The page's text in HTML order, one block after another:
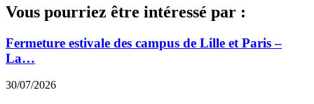
Vous pourriez être intéressé par :
Fermeture estivale des campus de Lille et Paris –
La…
30/07/2026